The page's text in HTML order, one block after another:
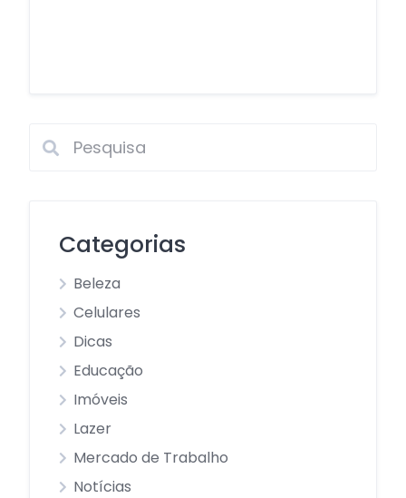
Categorias
Beleza
Celulares
Dicas
Educação
Imóveis
Lazer
Mercado de Trabalho
Notícias